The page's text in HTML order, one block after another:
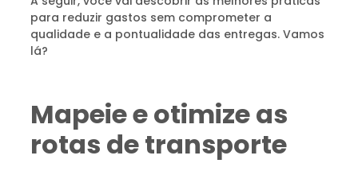
para reduzir gastos sem comprometer a
qualidade e a pontualidade das entregas. Vamos
lá?
Mapeie e otimize as
rotas de transporte